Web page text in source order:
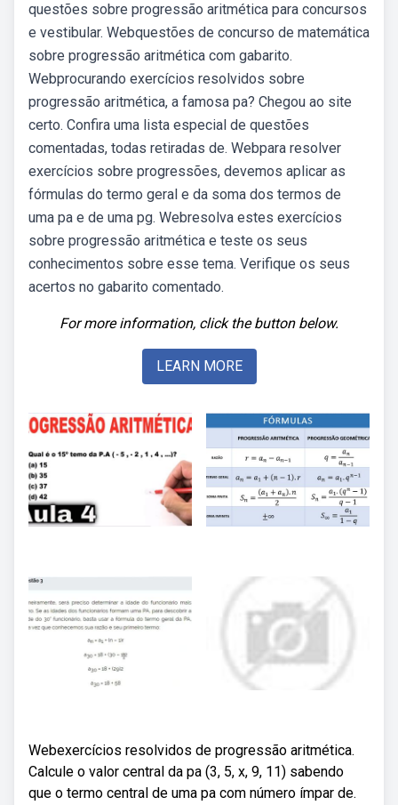
questões sobre progressão aritmética para concursos
e vestibular. Webquestões de concurso de matemática
sobre progressão aritmética com gabarito.
Webprocurando exercícios resolvidos sobre
progressão aritmética, a famosa pa? Chegou ao site
certo. Confira uma lista especial de questões
comentadas, todas retiradas de. Webpara resolver
exercícios sobre progressões, devemos aplicar as
fórmulas do termo geral e da soma dos termos de
uma pa e de uma pg. Webresolva estes exercícios
sobre progressão aritmética e teste os seus
conhecimentos sobre esse tema. Verifique os seus
acertos no gabarito comentado.
For more information, click the button below.
LEARN MORE
Webexercícios resolvidos de progressão aritmética.
Calcule o valor central da pa (3, 5, x, 9, 11) sabendo
que o termo central de uma pa com número ímpar de.